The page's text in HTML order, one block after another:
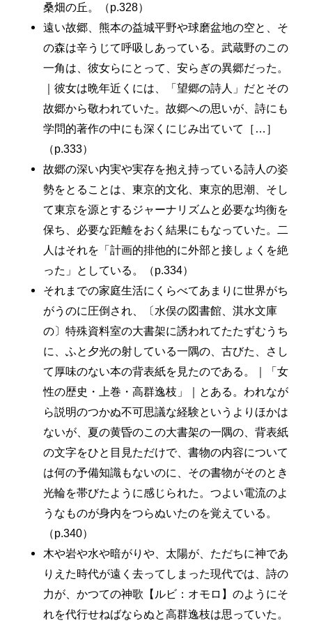
桑畑の丘。（p.328）
遠い故郷、熊本の益城平野や球磨盆地の空と、そ
の森は辛うじて呼吸しあっている。武蔵野のこの
一角は、彼女らにとって、安らぎの異郷だった。
｜彼女は晩年近くには、「望郷の詩人」だとその
故郷から敬われていた。故郷への思いが、詩にも
学問的著作の中にも深くにじみ出ていて［…］
（p.333）
故郷の深い内実や実存を抱え持っている詩人の姿
勢をとることは、東京的文化、東京的思潮、そし
て東京を源とするジャーナリズムと必要な均衡を
保ち、必要な距離をおく結果にもなっていた。二
人はそれを「計画的排他的に外部と接しょくを絶
った」としている。（p.334）
それまでの家庭生活にくらべてあまりに世界がち
がうのに圧倒され、〔水俣の図書館、淇水文庫
の〕特殊資料室の大書架に誘われてたたずむうち
に、ふと夕光の射している一隅の、古びた、さし
て厚味のない本の背表紙を見たのである。｜「女
性の歴史・上巻・高群逸枝」｜とある。われなが
ら説明のつかぬ不可思議な経験というよりほかは
ないが、夏の黄昏のこの大書架の一隅の、背表紙
の文字をひと目見ただけで、書物の内容について
は何の予備知識もないのに、その書物がそのとき
光輪を帯びたように感じられた。つよい電流のよ
うなものが身内をつらぬいたのを覚えている。
（p.340）
木や岩や水や暗がりや、太陽が、ただちに神であ
りえた時代が遠く去ってしまった現代では、詩の
力が、かつての神歌【ルビ：オモロ】のようにそ
れを代行せねばならぬと高群逸枝は思っていた。